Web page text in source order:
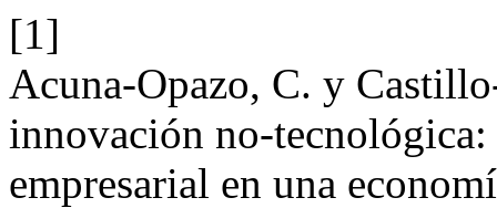
[1]
Acuna-Opazo, C. y
innovación no-tecnológica:
empresarial en una